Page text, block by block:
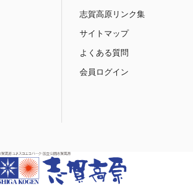
志賀高原リンク集
サイトマップ
よくある質問
会員ログイン